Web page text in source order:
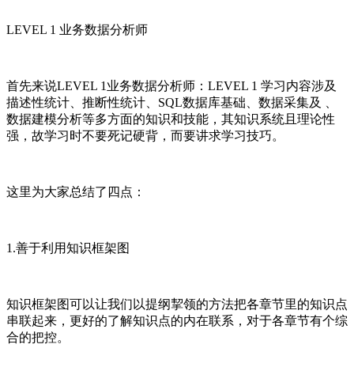
LEVEL 1 业务数据分析师
首先来说LEVEL 1业务数据分析师：LEVEL 1 学习内容涉及
描述性统计、推断性统计、SQL数据库基础、数据采集及 、
数据建模分析等多方面的知识和技能，其知识系统且理论性
强，故学习时不要死记硬背，而要讲求学习技巧。
这里为大家总结了四点：
1.善于利用知识框架图
知识框架图可以让我们以提纲挈领的方法把各章节里的知识点
串联起来，更好的了解知识点的内在联系，对于各章节有个综
合的把控。